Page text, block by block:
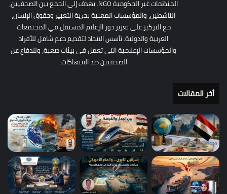
المنظمات غير الحكومية NGO. يهدف إلى الجمع بين الصحفيين،
الناشطين، والمؤسسات المعنية بحرية التعبير وحقوق الإنسان،
مع التركيز على تعزيز دور الإعلام المستقل في المجتمعات
العربية والدولية. تأسس الاتحاد لتقديم دعم شامل للأفراد
والمؤسسات الإعلامية التي تعمل في بيئات صعبة، وللدفاع عن
الصحفيين ضد الانتهاكات.
أخر المقالات